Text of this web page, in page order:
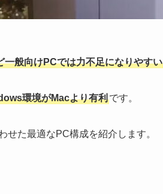
一般向けPCでは力不足になりやすい
環境がMacより有利です。
た最適なPC構成を紹介します。